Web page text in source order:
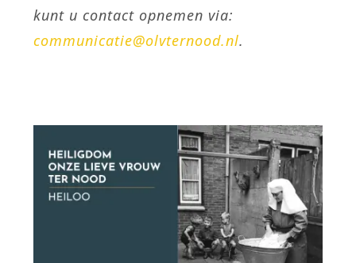
kunt u contact opnemen via:
communicatie@olvternood.nl.